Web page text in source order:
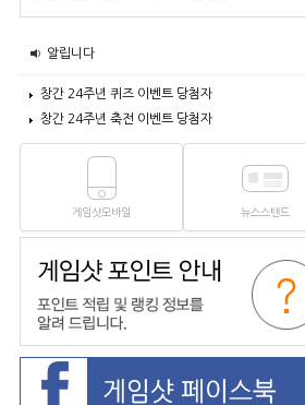
알립니다
창간 24주년 퀴즈 이벤트 당첨자
창간 24주년 축전 이벤트 당첨자
게임샷모바일 뉴스스탠드